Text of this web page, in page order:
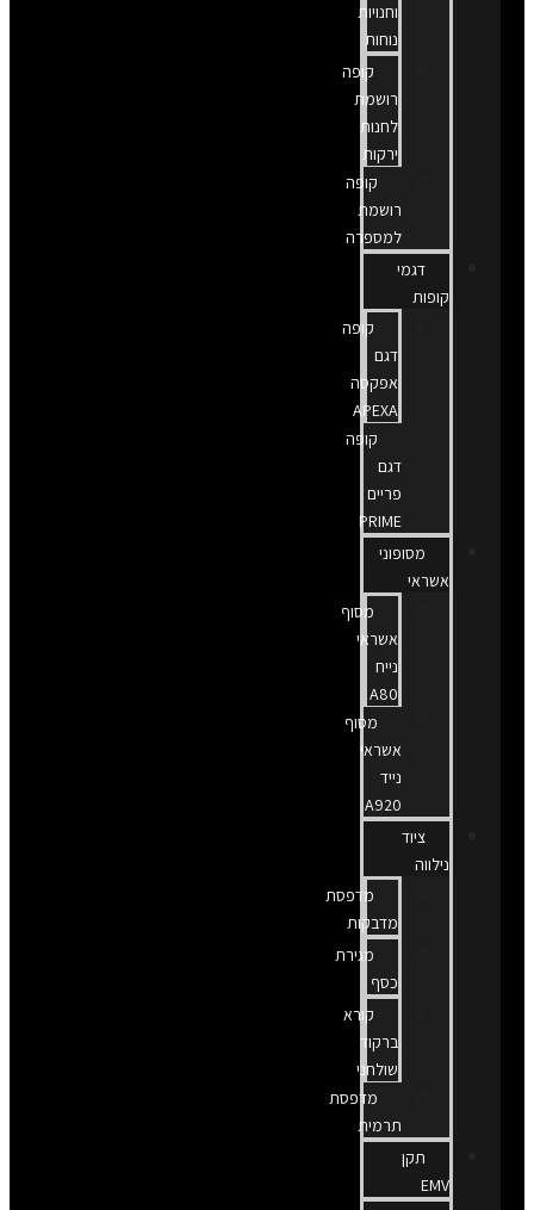
וחנויות
נוחות
קופה
רושמת
לחנות
ירקות
קופה
רושמת
למספרה
דגמי
קופות
קופה
דגם
אפקסה
APEXA
קופה
דגם
פריים
PRIME
מסופוני
אשראי
מסוף
אשראי
נייח
A80
מסוף
אשראי
נייד
A920
ציוד
נילווה
מדפסת
מדבקות
מגירת
כסף
קורא
ברקוד
שולחני
מדפסת
תרמית
תקן
EMV